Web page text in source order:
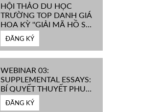
HỘI THẢO DU HỌC
TRƯỜNG TOP DANH GIÁ
HOA KỲ ''GIẢI MÃ HỒ SƠ
IVY LEAGUE''
ĐĂNG KÝ
WEBINAR 03:
SUPPLEMENTAL ESSAYS:
BÍ QUYẾT THUYẾT PHỤC
HỘI ĐỒNG TUYỂN SINH
ĐH TOP ĐẦU MỸ
ĐĂNG KÝ